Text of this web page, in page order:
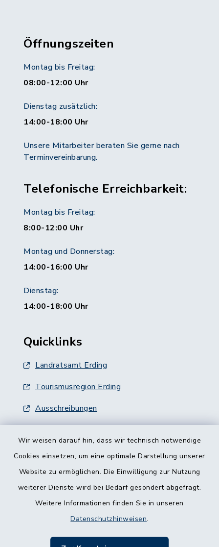
Wir weisen darauf hin, dass wir technisch notwendige
Cookies einsetzen, um eine optimale Darstellung unserer
Website zu ermöglichen. Die Einwilligung zur Nutzung
weiterer Dienste wird bei Bedarf gesondert abgefragt.
Weitere Informationen finden Sie in unseren
Datenschutzhinweisen.
Öffnungszeiten
Montag bis Freitag:
08:00-12:00 Uhr
Dienstag zusätzlich:
14:00-18:00 Uhr
Unsere Mitarbeiter beraten Sie gerne nach
Terminvereinbarung.
Telefonische Erreichbarkeit:
Montag bis Freitag:
8:00-12:00 Uhr
Montag und Donnerstag:
14:00-16:00 Uhr
Dienstag:
14:00-18:00 Uhr
Quicklinks
Landratsamt Erding
Tourismusregion Erding
Ausschreibungen
Barrierefreiheit